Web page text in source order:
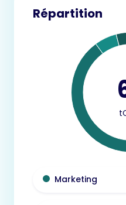
Répartition
Marketing